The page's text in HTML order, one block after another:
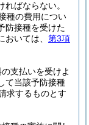
ばならない。
種の費用につい
防接種を受けた
おいては、 第3項
支払いを受けよ
て当該予防接種
求するものとす